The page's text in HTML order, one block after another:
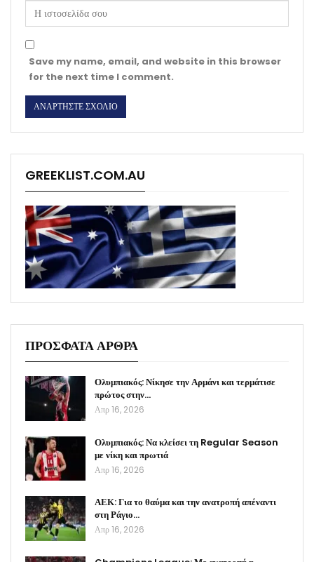
Save my name, email, and website in this browser
for the next time I comment.
GREEKLIST.COM.AU
ΠΡΟΣΦΑΤΑ ΑΡΘΡΑ
Ολυμπιακός: Νίκησε την Αρμάνι και τερμάτισε
πρώτος στην…
Απρ 16, 2026
Ολυμπιακός: Να κλείσει τη Regular Season
με νίκη και πρωτιά
Απρ 16, 2026
ΑΕΚ: Για το θαύμα και την ανατροπή απέναντι
στη Ράγιο…
Απρ 16, 2026